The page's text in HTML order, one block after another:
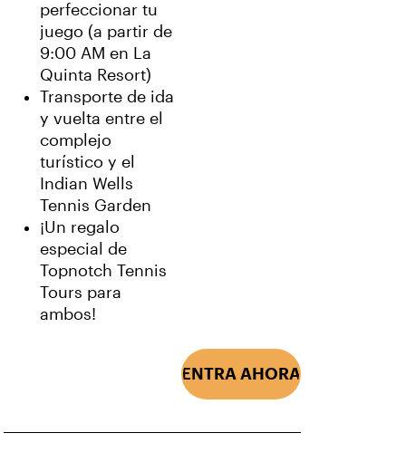
perfeccionar tu
juego (a partir de
9:00 AM en La
Quinta Resort)
Transporte de ida
y vuelta entre el
complejo
turístico y el
Indian Wells
Tennis Garden
¡Un regalo
especial de
Topnotch Tennis
Tours para
ambos!
¡ENTRA AHORA!